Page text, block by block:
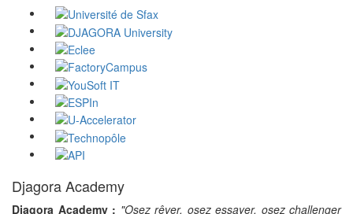
Djagora Academy
Djagora Academy : "Osez rêver, osez essayer, osez challenger